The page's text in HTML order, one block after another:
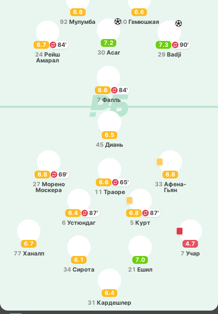
6.6
10 Ге­мю­шкая
6.7
84'
24 Рейш
Амарал
6.6
92 Му­лу­мба
7.2
30 Acar
7.3
90'
29 Badji
6.6
84'
7 Фалль
6.4
31 Ка­рде­шлер
7.0
21 Ешил
4.7
7 Учар
6.1
34 Сирота
6.7
77 Ханалп
6.8
69'
27 Морено
Мо­ске­ра
6.8
87'
5 Курт
6.6
65'
11 Траоре
6.6
33 Афе­на­-
Гьян
6.4
87'
6 Устю­ндаг
6.5
45 Диань